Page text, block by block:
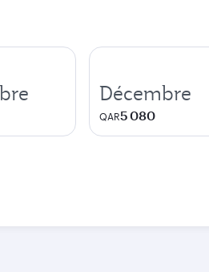
Décembre
QAR5 080